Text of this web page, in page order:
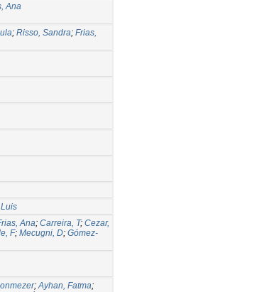
Ana
; Risso, Sandra; Frias,
Ana; Carreira, T; Cezar,
F; Mecugni, D; Gómez-
;Ayhan, Fatma;